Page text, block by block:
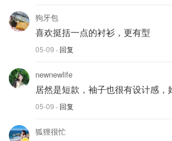
狗牙包
喜欢挺括一点的衬衫，更有型
05-09 · 回复
newnewlife
居然是短款，袖子也很有设计感，
05-09 · 回复
狐狸很忙